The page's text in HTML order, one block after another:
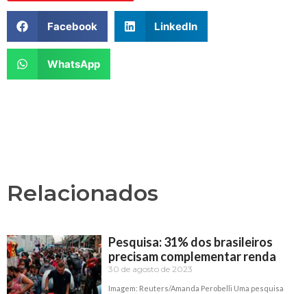
Facebook LinkedIn
WhatsApp
Relacionados
Pesquisa: 31% dos brasileiros
precisam complementar renda
30 de agosto de 2023
Imagem: Reuters/Amanda Perobelli Uma pesquisa